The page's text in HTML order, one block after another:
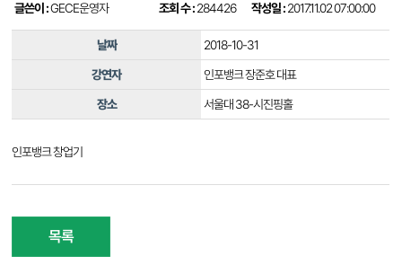
글쓴이 :GECE운영자 조회 수 :284426 작성일 :2017.11.02 07:00:00
날짜 2018-10-31
강연자 인포뱅크 장준호 대표
장소 서울대 38-시진핑홀
인포뱅크 창업기
목록